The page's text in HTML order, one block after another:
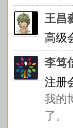
王昌
高级
李笃
注册
我的
了。